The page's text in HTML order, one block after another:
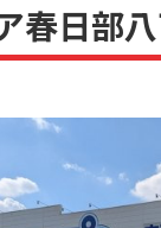
春日部